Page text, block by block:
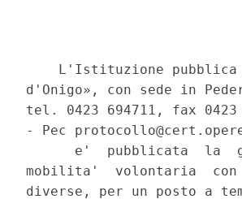
L'Istituzione
d'Onigo», con sede in
tel. 0423 694711, fax
- Pec
e'  pubblicata  la
mobilita'  volontaria
diverse, per un posto a